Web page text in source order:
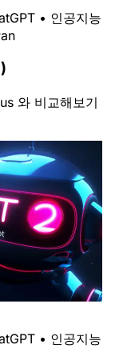
• 인공지능
와 비교해보기
• 인공지능